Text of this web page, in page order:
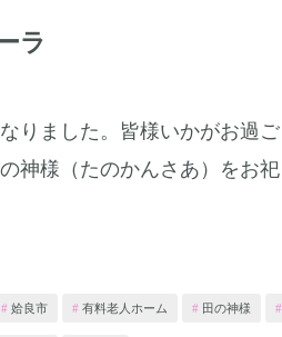
ラ
りました。皆様いかがお過
神様（たのかんさあ）をお
姶良市 有料老人ホーム 田の神様